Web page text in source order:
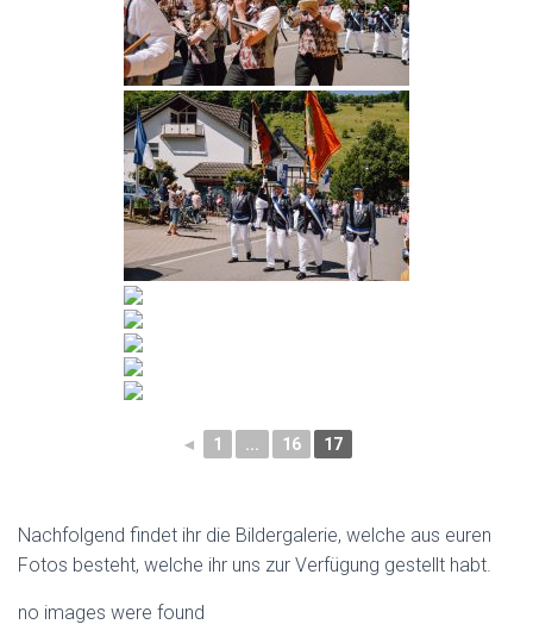
◄ 1 ... 16 17
Nachfolgend findet ihr die Bildergalerie, welche aus euren
Fotos besteht, welche ihr uns zur Verfügung gestellt habt.
no images were found